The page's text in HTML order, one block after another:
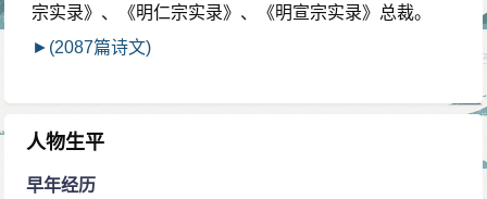
宗实录》、《明仁宗实录》、《明宣宗实录》总裁。
►(2087篇诗文)
人物生平
早年经历